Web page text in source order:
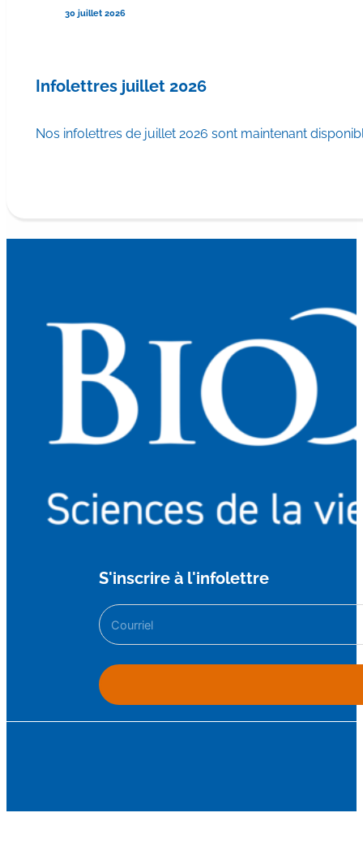
30 juillet 2026
Infolettres juillet 2026
Nos infolettres de juillet 2026 sont maintenant
S'inscrire à l'infolettre